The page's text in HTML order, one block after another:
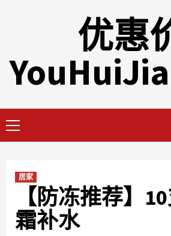
优惠
Menu
居家
【防冻推荐】
霜补水